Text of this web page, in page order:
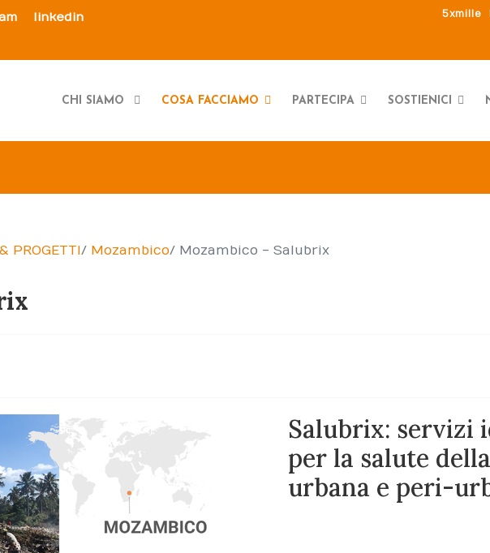
linkedin
5xmille
CHI SIAMO COSA FACCIAMO PARTECIPA SOSTIENICI
PROGETTI Mozambico Mozambico - Salubrix
Salubrix: servizi
per la salute
urbana e peri-